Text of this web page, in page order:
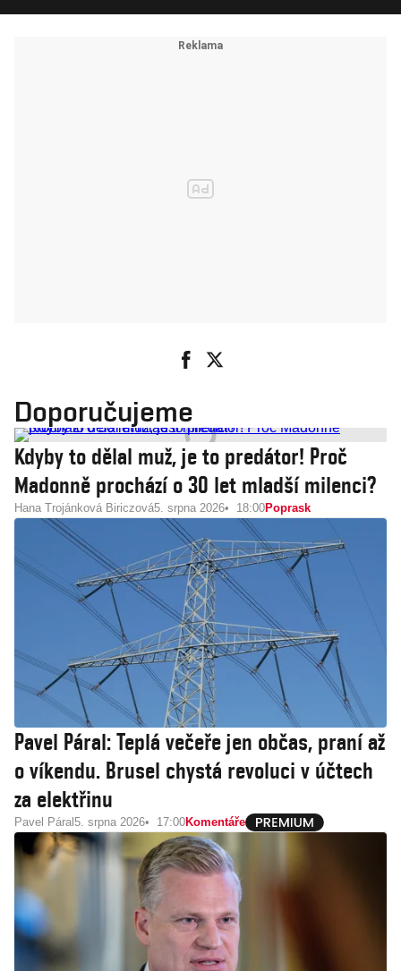
Doporučujeme
Kdyby to dělal muž, je to predátor! Proč
Madonně prochází o 30 let mladší milenci?
Hana Trojánková Biriczová5. srpna 2026 18:00Poprask
Pavel Páral: Teplá večeře jen občas, praní až
o víkendu. Brusel chystá revoluci v účtech
za elektřinu
Pavel Páral 5. srpna 2026 17:00Komentáře